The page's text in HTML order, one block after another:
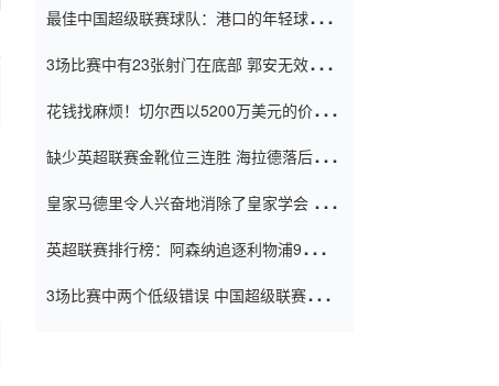
最佳中国超级联赛球队：港口的年轻球员在
（Taishan）
3场比赛中有23张射门在底部 郭安无效传球
花钱找麻烦！切尔西以5200万美元的价格
窗口
缺少英超联赛金靴位三连胜 海拉德落后6球
皇家马德里令人兴奋地消除了皇家学会 安
英超联赛排行榜：阿森纳追逐利物浦9分 曼
3场比赛中两个低级错误 中国超级联赛的前